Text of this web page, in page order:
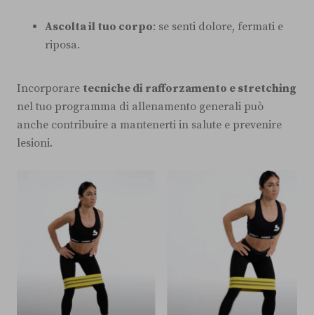
Ascolta il tuo corpo: se senti dolore, fermati e
riposa.
Incorporare tecniche di rafforzamento e stretching
nel tuo programma di allenamento generali può
anche contribuire a mantenerti in salute e prevenire
lesioni.